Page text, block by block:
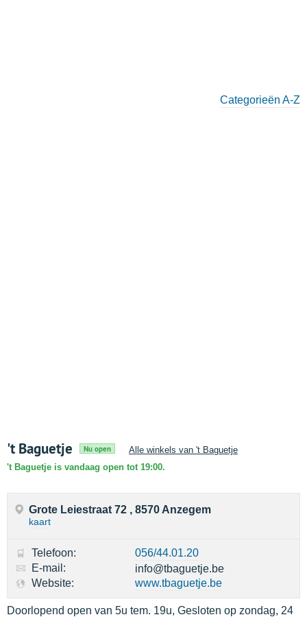
Categorieën A-Z
't Baguetje Nu open
Alle winkels van 't Baguetje
't Baguetje is vandaag open tot 19:00.
Grote Leiestraat 72 , 8570 Anzegem
kaart
Telefoon:
056/44.01.20
E-mail:
info@tbaguetje.be
Website:
www.tbaguetje.be
Doorlopend open van 5u tem. 19u, Gesloten op zondag, 24